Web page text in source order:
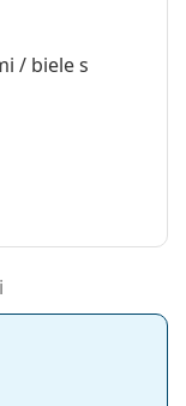
/ biele s